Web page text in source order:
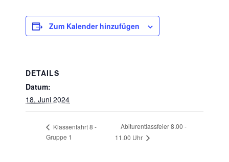
Zum Kalender hinzufügen
DETAILS
Datum:
18. Juni 2024
Klassenfahrt 8 -
Gruppe 1
Abiturentlassfeier 8.00 -
11.00 Uhr